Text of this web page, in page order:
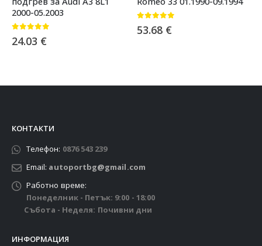
2000-05.2003
24.03 €
53.68 €
КОНТАКТИ
Телефон: 0876 543 239
Email: autoportbg@gmail.com
Работно време:
Понеделник - Петък: 9:00 - 18:00
Събота - Неделя: Почивни дни
ИНФОРМАЦИЯ